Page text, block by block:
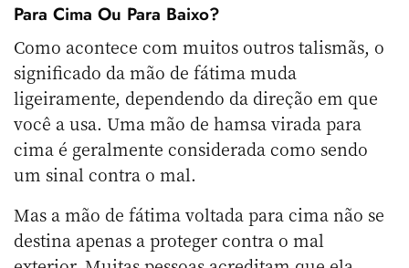
Para Cima Ou Para Baixo?
Como acontece com muitos outros talismãs, o
significado da mão de fátima muda
ligeiramente, dependendo da direção em que
você a usa. Uma mão de hamsa virada para
cima é geralmente considerada como sendo
um sinal contra o mal.
Mas a mão de fátima voltada para cima não se
destina apenas a proteger contra o mal